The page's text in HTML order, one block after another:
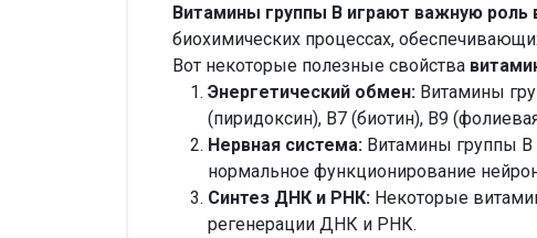
Витамины группы В играют важную роль
биохимических процессах,
Вот некоторые полезные свойства
Энергетический обмен: Витамины
(пиридоксин), B7 (биотин), B9
Нервная система: Витамины группы
нормальное функционирование
Синтез ДНК и РНК: Некоторые
регенерации ДНК и РНК.